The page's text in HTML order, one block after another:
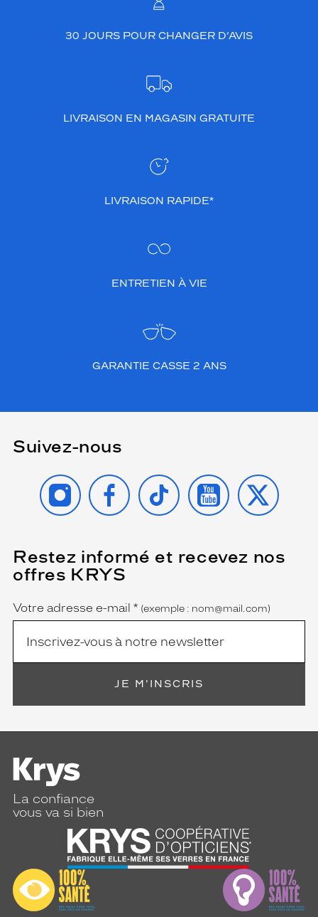
30 JOURS POUR CHANGER D’AVIS
LIVRAISON EN MAGASIN GRATUITE
LIVRAISON RAPIDE*
ENTRETIEN À VIE
GARANTIE CASSE 2 ANS
Suivez-nous
INSTAGRAMFACEBOOK
TIKTOK YOUTUBE
X
Restez informé et recevez nos
offres KRYS
Name
Votre adresse e-mail *
(Ce
champ
est
obligatoire)
(exemple : nom@mail.com)
JE M'INSCRIS
La confiance
vous va si bien